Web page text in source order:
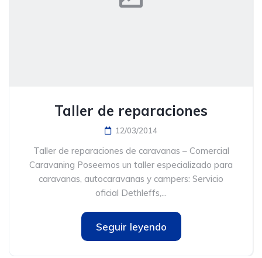
Taller de reparaciones
12/03/2014
Taller de reparaciones de caravanas – Comercial
Caravaning Poseemos un taller especializado para
caravanas, autocaravanas y campers: Servicio
oficial Dethleffs,...
Seguir leyendo